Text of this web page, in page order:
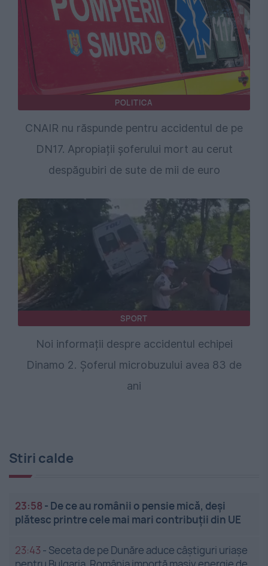
POLITICA
CNAIR nu răspunde pentru accidentul de pe
DN17. Apropiații șoferului mort au cerut
despăgubiri de sute de mii de euro
SPORT
Noi informații despre accidentul echipei
Dinamo 2. Șoferul microbuzului avea 83 de
ani
Stiri calde
23:58 - De ce au românii o pensie mică, deși
plătesc printre cele mai mari contribuții din UE
23:43 - Seceta de pe Dunăre aduce câștiguri uriașe